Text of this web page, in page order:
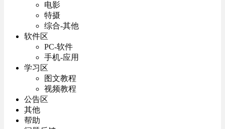
电影
特摄
综合-其他
软件区
PC-软件
手机-应用
学习区
图文教程
视频教程
公告区
其他
帮助